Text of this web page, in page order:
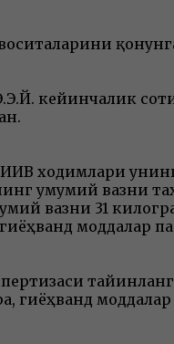
кейинчалик
ходимлари
умумий вазни
вазни 31
моддалар